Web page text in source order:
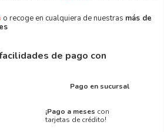
o recoge en cualquiera de nuestras más de
de pago con
Pago en sucursal
¡Pago a meses con
tarjetas de crédito!